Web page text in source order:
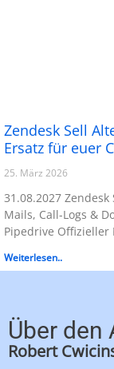
Zendesk Sell
Ersatz für euer
25. März 2026
31.08.2027
Mails, Call-Logs &
Pipedrive
Weiterlesen..
Über den
Robert